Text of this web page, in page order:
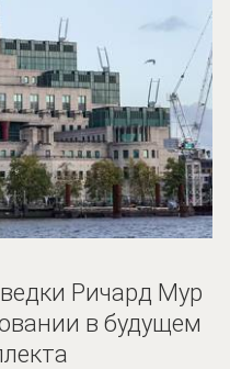
Ричард Мур
в будущем